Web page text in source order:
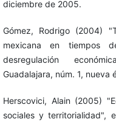
diciembre de 2005.
Gómez, Rodrigo (2004)
mexicana en tiempos
desregulación
Guadalajara, núm. 1, nueva
Herscovici, Alain (2005)
sociales y territorialidad",